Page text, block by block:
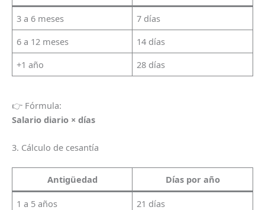
3 a 6 meses
7 días
6 a 12 meses
14 días
+1 año
28 días
👉 Fórmula:
Salario diario × días
3. Cálculo de cesantía
Antigüedad Días por año
1 a 5 años
21 días